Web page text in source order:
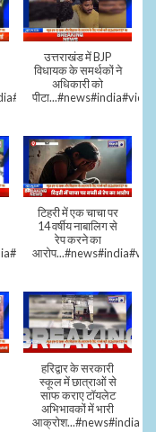
उत्तराखंड में BJP
विधायक के समर्थकों ने
अधिकारी को
टिहरी में एक चाचा पर
14 वर्षीय नाबालिग से
रेप करने का
हरिद्वार के सरकारी
स्कूल में छात्राओं से
साफ कराए टॉयलेट
अभिभावकों में भारी
आक्रोश...#news#india